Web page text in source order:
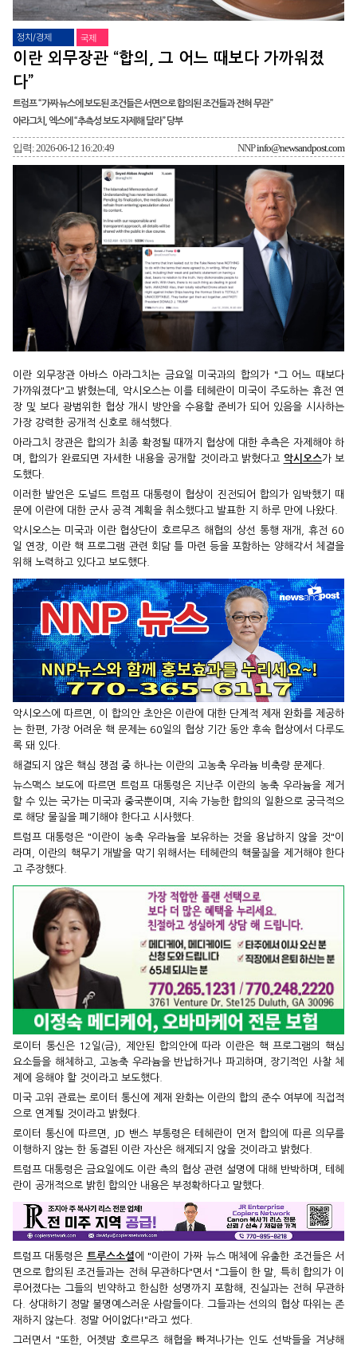
정치/경제 국제
이란 외무장관 “합의, 그 어느 때보다 가까워졌
다”
트럼프 “가짜 뉴스에 보도된 조건들은 서면으로 합의된 조건들과 전혀 무관”
아라그치, 엑스에 “추측성 보도 자제해 달라” 당부
입력: 2026-06-12 16:20:49 NNPinfo@newsandpost.com
이란 외무장관 아바스 아라그치는 금요일 미국과의 합의가 "그 어느 때보다
가까워졌다"고 밝혔는데, 악시오스는 이를 테헤란이 미국이 주도하는 휴전 연
장 및 보다 광범위한 협상 개시 방안을 수용할 준비가 되어 있음을 시사하는
가장 강력한 공개적 신호로 해석했다.
아라그치 장관은 합의가 최종 확정될 때까지 협상에 대한 추측은 자제해야 하
며, 합의가 완료되면 자세한 내용을 공개할 것이라고 밝혔다고 악시오스가 보
도했다.
이러한 발언은 도널드 트럼프 대통령이 협상이 진전되어 합의가 임박했기 때
문에 이란에 대한 군사 공격 계획을 취소했다고 발표한 지 하루 만에 나왔다.
악시오스는 미국과 이란 협상단이 호르무즈 해협의 상선 통행 재개, 휴전 60
일 연장, 이란 핵 프로그램 관련 회담 틀 마련 등을 포함하는 양해각서 체결을
위해 노력하고 있다고 보도했다.
악시오스에 따르면, 이 합의안 초안은 이란에 대한 단계적 제재 완화를 제공하
는 한편, 가장 어려운 핵 문제는 60일의 협상 기간 동안 후속 협상에서 다루도
록 돼 있다.
해결되지 않은 핵심 쟁점 중 하나는 이란의 고농축 우라늄 비축량 문제다.
뉴스맥스 보도에 따르면 트럼프 대통령은 지난주 이란의 농축 우라늄을 제거
할 수 있는 국가는 미국과 중국뿐이며, 지속 가능한 합의의 일환으로 궁극적으
로 해당 물질을 폐기해야 한다고 시사했다.
트럼프 대통령은 "이란이 농축 우라늄을 보유하는 것을 용납하지 않을 것"이
라며, 이란의 핵무기 개발을 막기 위해서는 테헤란의 핵물질을 제거해야 한다
고 주장했다.
로이터 통신은 12일(금), 제안된 합의안에 따라 이란은 핵 프로그램의 핵심
요소들을 해체하고, 고농축 우라늄을 반납하거나 파괴하며, 장기적인 사찰 체
제에 응해야 할 것이라고 보도했다.
미국 고위 관료는 로이터 통신에 제재 완화는 이란의 합의 준수 여부에 직접적
으로 연계될 것이라고 밝혔다.
로이터 통신에 따르면, JD 밴스 부통령은 테헤란이 먼저 합의에 따른 의무를
이행하지 않는 한 동결된 이란 자산은 해제되지 않을 것이라고 밝혔다.
트럼프 대통령은 금요일에도 이란 측의 협상 관련 설명에 대해 반박하며, 테헤
란이 공개적으로 밝힌 합의안 내용은 부정확하다고 말했다.
트럼프 대통령은 트루스소셜에 "이란이 가짜 뉴스 매체에 유출한 조건들은 서
면으로 합의된 조건들과는 전혀 무관하다"면서 "그들이 한 말, 특히 합의가 이
루어졌다는 그들의 빈약하고 한심한 성명까지 포함해, 진실과는 전혀 무관하
다. 상대하기 정말 불명예스러운 사람들이다. 그들과는 선의의 협상 따위는 존
재하지 않는다. 정말 어이없다!"라고 썼다.
그러면서 "또한, 어젯밤 호르무즈 해협을 빠져나가는 인도 선박들을 겨냥해